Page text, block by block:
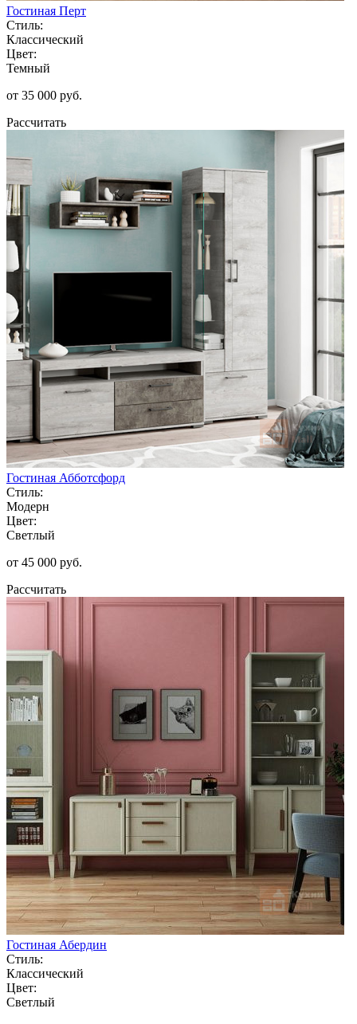
Гостиная Перт
Стиль:
Классический
Цвет:
Темный
от 35 000 руб.
Рассчитать
Гостиная Абботсфорд
Стиль:
Модерн
Цвет:
Светлый
от 45 000 руб.
Рассчитать
Гостиная Абердин
Стиль:
Классический
Цвет:
Светлый